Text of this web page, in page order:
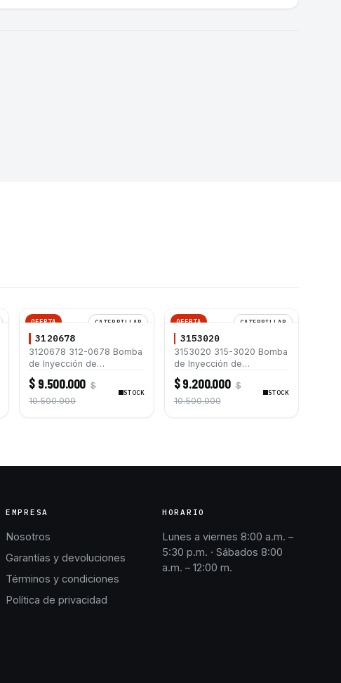
OFERTA CATERPILLAR
3120678
3120678 312-0678 Bomba
de Inyección de
Combustible para Motores
Caterpillar C9 Bulldozers
D6R D6T D7R
$ 9.500.000 $
10.500.000
STOCK
OFERTA CATERPILLAR
3153020
3153020 315-3020 Bomba
de Inyección de
Combustible para Motores
Caterpillar C4.4 C6.6
Retrocargadoras 420E
$ 9.200.000 $
10.500.000
STOCK
EMPRESA
Nosotros
Garantías y devoluciones
Términos y condiciones
Política de privacidad
HORARIO
Lunes a viernes 8:00 a.m. –
5:30 p.m. · Sábados 8:00
a.m. – 12:00 m.